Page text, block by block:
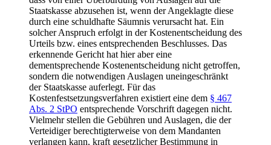
Staatskasse abzusehen ist, wenn der Angeklagte diese
durch eine schuldhafte Säumnis verursacht hat. Ein
solcher Anspruch erfolgt in der Kostenentscheidung des
Urteils bzw. eines entsprechenden Beschlusses. Das
erkennende Gericht hat hier aber eine
dementsprechende Kostenentscheidung nicht getroffen,
sondern die notwendigen Auslagen uneingeschränkt
der Staatskasse auferlegt. Für das
Kostenfestsetzungsverfahren existiert eine dem § 467
Abs. 2 StPO entsprechende Vorschrift dagegen nicht.
Vielmehr stellen die Gebühren und Auslagen, die der
Verteidiger berechtigterweise von dem Mandanten
verlangen kann, kraft gesetzlicher Bestimmung in